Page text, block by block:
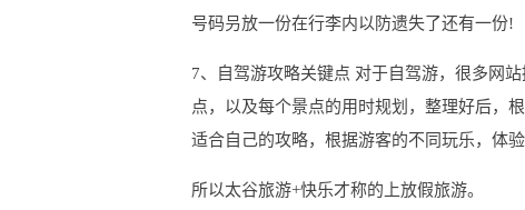
号码叧放一份在行李内以防遗失了还有一份!
7、自驾游攻略关键点 对于自驾游，很多网
点，以及每个景点的用时规划，整理好后，
适合自己的攻略，根据游客的不同玩乐，体
所以太谷旅游+快乐才称的上放假旅游。